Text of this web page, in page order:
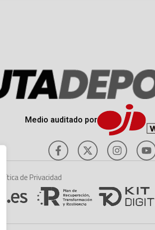
Medio auditado por
Política de Privacidad